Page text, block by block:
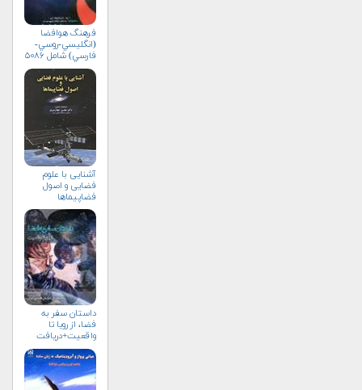
فرهنگ هوافضا
(انگليسي-روسي-
فارسي) شامل ۵۰۸۶
واژه‌ی علمي و فني
آشنایی با علوم
فضایی و اصول
فضاپیماها
داستان سفر به
فضا، از رویا تا
واقعیت+دریافت
نسخه‌ الکترونیکی